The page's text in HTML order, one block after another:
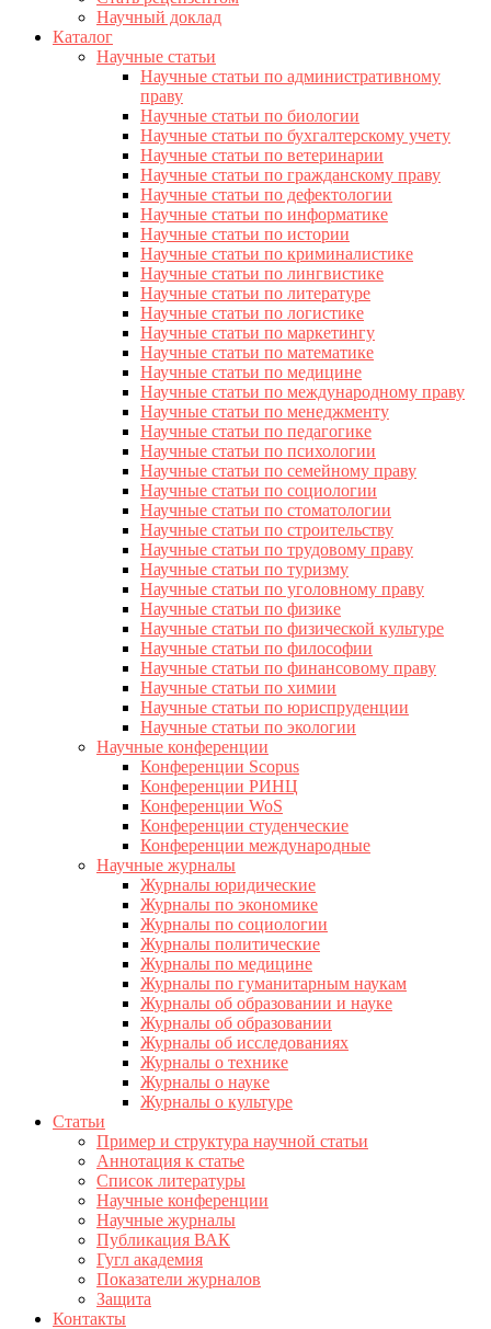
Научный доклад
Каталог
Научные статьи
Научные статьи по административному
праву
Научные статьи по биологии
Научные статьи по бухгалтерскому учету
Научные статьи по ветеринарии
Научные статьи по гражданскому праву
Научные статьи по дефектологии
Научные статьи по информатике
Научные статьи по истории
Научные статьи по криминалистике
Научные статьи по лингвистике
Научные статьи по литературе
Научные статьи по логистике
Научные статьи по маркетингу
Научные статьи по математике
Научные статьи по медицине
Научные статьи по международному праву
Научные статьи по менеджменту
Научные статьи по педагогике
Научные статьи по психологии
Научные статьи по семейному праву
Научные статьи по социологии
Научные статьи по стоматологии
Научные статьи по строительству
Научные статьи по трудовому праву
Научные статьи по туризму
Научные статьи по уголовному праву
Научные статьи по физике
Научные статьи по физической культуре
Научные статьи по философии
Научные статьи по финансовому праву
Научные статьи по химии
Научные статьи по юриспруденции
Научные статьи по экологии
Научные конференции
Конференции Scopus
Конференции РИНЦ
Конференции WoS
Конференции студенческие
Конференции международные
Научные журналы
Журналы юридические
Журналы по экономике
Журналы по социологии
Журналы политические
Журналы по медицине
Журналы по гуманитарным наукам
Журналы об образовании и науке
Журналы об образовании
Журналы об исследованиях
Журналы о технике
Журналы о науке
Журналы о культуре
Статьи
Пример и структура научной статьи
Аннотация к статье
Список литературы
Научные конференции
Научные журналы
Публикация ВАК
Гугл академия
Показатели журналов
Защита
Контакты